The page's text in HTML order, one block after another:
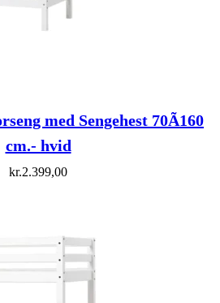
med Sengehest 70Ã160
cm.- hvid
kr.2.399,00